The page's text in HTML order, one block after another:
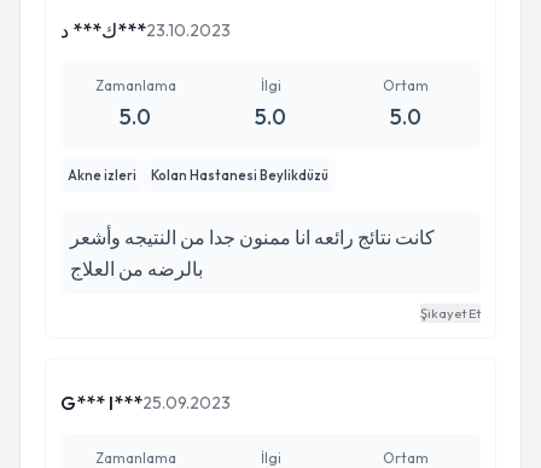
ك*** د***23.10.2023
Zamanlama
5.0
İlgi
5.0
Ortam
5.0
Akne izleri Kolan Hastanesi Beylikdüzü
كانت نتائج رائعه انا ممنون جدا من النتيجه وأشعر
بالرضه من العلاج
Şikayet Et
G*** I***25.09.2023
Zamanlama İlgi Ortam